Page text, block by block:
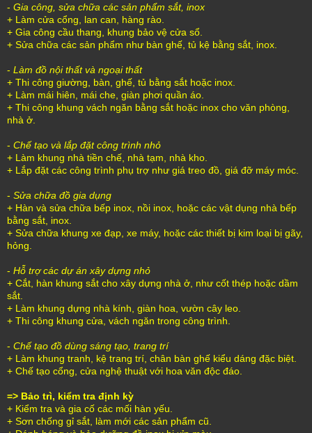
- Gia công, sửa chữa các sản phẩm sắt, inox
+ Làm cửa cổng, lan can, hàng rào.
+ Gia công cầu thang, khung bảo vệ cửa sổ.
+ Sửa chữa các sản phẩm như bàn ghế, tủ kệ bằng sắt, inox.
- Làm đồ nội thất và ngoại thất
+ Thi công giường, bàn, ghế, tủ bằng sắt hoặc inox.
+ Làm mái hiên, mái che, giàn phơi quần áo.
+ Thi công khung vách ngăn bằng sắt hoặc inox cho văn phòng,
nhà ở.
- Chế tạo và lắp đặt công trình nhỏ
+ Làm khung nhà tiền chế, nhà tạm, nhà kho.
+ Lắp đặt các công trình phụ trợ như giá treo đồ, giá đỡ máy móc.
- Sửa chữa đồ gia dụng
+ Hàn và sửa chữa bếp inox, nồi inox, hoặc các vật dụng nhà bếp
bằng sắt, inox.
+ Sửa chữa khung xe đạp, xe máy, hoặc các thiết bị kim loại bị gãy,
hỏng.
- Hỗ trợ các dự án xây dựng nhỏ
+ Cắt, hàn khung sắt cho xây dựng nhà ở, như cốt thép hoặc dầm
sắt.
+ Làm khung dựng nhà kính, giàn hoa, vườn cây leo.
+ Thi công khung cửa, vách ngăn trong công trình.
- Chế tạo đồ dùng sáng tạo, trang trí
+ Làm khung tranh, kệ trang trí, chân bàn ghế kiểu dáng đặc biệt.
+ Chế tạo cổng, cửa nghệ thuật với hoa văn độc đáo.
=> Bảo trì, kiểm tra định kỳ
+ Kiểm tra và gia cố các mối hàn yếu.
+ Sơn chống gỉ sắt, làm mới các sản phẩm cũ.